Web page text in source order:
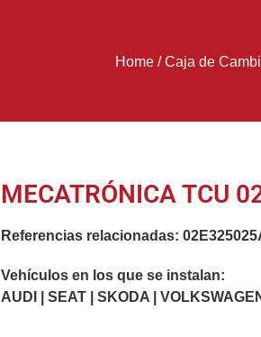
Home/Caja de
MECATRÓNICA TCU
Referencias relacionadas:
Vehículos en los que se instalan:
AUDI | SEAT | SKODA |